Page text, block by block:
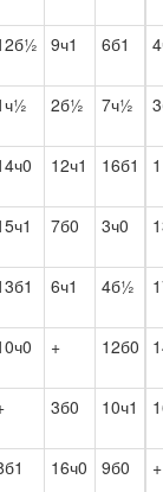
9ч1 6б1
2б½ 7ч½
12ч1 16б1
7б0 3ч0
6ч1 4б½
+ 12б0
3б0 10ч1
16ч0 9б0 +